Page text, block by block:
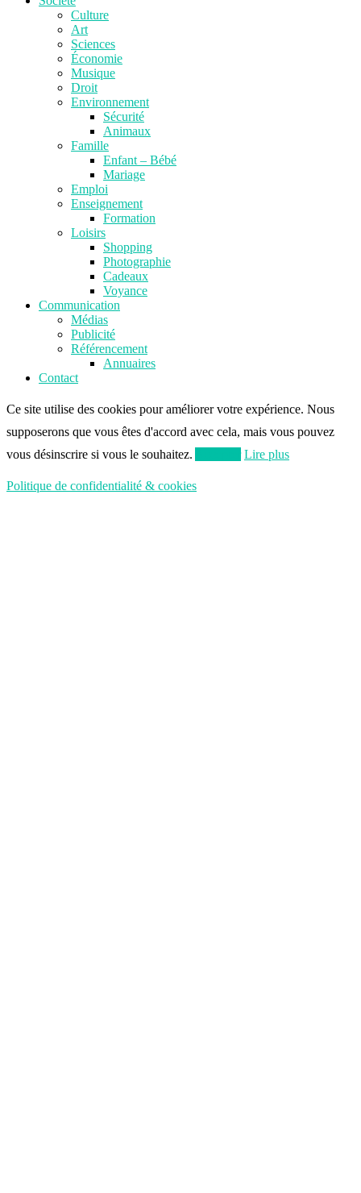
Culture
Art
Sciences
Économie
Musique
Droit
Environnement
Sécurité
Animaux
Famille
Enfant – Bébé
Mariage
Emploi
Enseignement
Formation
Loisirs
Shopping
Photographie
Cadeaux
Voyance
Communication
Médias
Publicité
Référencement
Annuaires
Contact
Ce site utilise des cookies pour améliorer votre expérience. Nous
supposerons que vous êtes d'accord avec cela, mais vous pouvez
vous désinscrire si vous le souhaitez.
Lire plus
Politique de confidentialité & cookies